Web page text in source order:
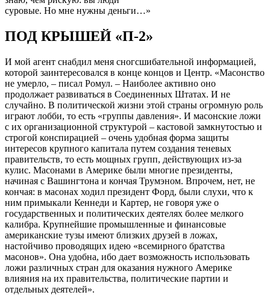
суровые. Но мне нужны деньги…»
ПОД КРЫШЕЙ «П-2»
И мой агент снабдил меня сногсшибательной информацией,
которой заинтересовался в конце концов и Центр. «Масонство
не умерло, – писал Ромул. – Наиболее активно оно
продолжает развиваться в Соединенных Штатах. И не
случайно. В политической жизни этой страны огромную роль
играют лобби, то есть «группы давления». И масонские ложи
с их организационной структурой – кастовой замкнутостью и
строгой конспирацией – очень удобная форма защиты
интересов крупного капитала путем создания теневых
правительств, то есть мощных групп, действующих из-за
кулис. Масонами в Америке были многие президенты,
начиная с Вашингтона и кончая Трумэном. Впрочем, нет, не
кончая: в масонах ходил президент Форд, были слухи, что к
ним примыкали Кеннеди и Картер, не говоря уже о
государственных и политических деятелях более мелкого
калибра. Крупнейшие промышленные и финансовые
американские тузы имеют близких друзей в ложах,
настойчиво проводящих идею «всемирного братства
масонов». Она удобна, ибо дает возможность использовать
ложи различных стран для оказания нужного Америке
влияния на их правительства, политические партии и
отдельных деятелей».